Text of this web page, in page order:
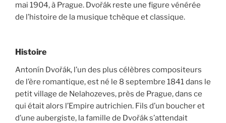
mai 1904, à Prague. Dvořák reste une figure vénérée
de l’histoire de la musique tchèque et classique.
Histoire
Antonín Dvořák, l’un des plus célèbres compositeurs
de l’ère romantique, est né le 8 septembre 1841 dans le
petit village de Nelahozeves, près de Prague, dans ce
qui était alors l’Empire autrichien. Fils d’un boucher et
d’une aubergiste, la famille de Dvořák s’attendait